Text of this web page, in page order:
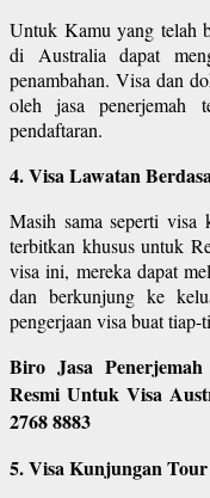
Untuk Kamu yang telah
di Australia dapat
penambahan. Visa dan
oleh jasa penerjemah
pendaftaran.
4. Visa Lawatan
Masih sama seperti
terbitkan khusus untuk
visa ini, mereka dapat
dan berkunjung ke
pengerjaan visa buat
Biro Jasa
Resmi Untuk Visa
2768 8883
5. Visa Kunjungan